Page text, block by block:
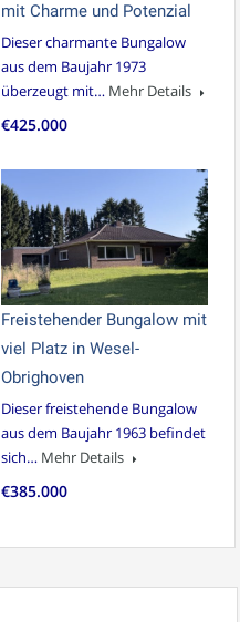
mit Charme und Potenzial
Dieser charmante Bungalow
aus dem Baujahr 1973
überzeugt mit… Mehr Details
€425.000
Freistehender Bungalow mit
viel Platz in Wesel-
Obrighoven
Dieser freistehende Bungalow
aus dem Baujahr 1963 befindet
sich… Mehr Details
€385.000